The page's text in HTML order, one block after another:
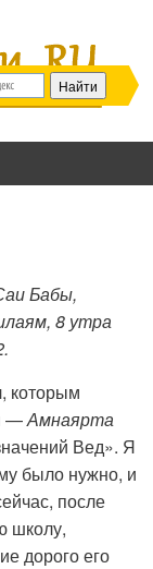
Бабы,
8 утра
которым
—Амнаярта
Вед». Я
было нужно, и
после
школу,
дорого его